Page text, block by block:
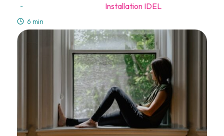
- Installation IDEL
6 min